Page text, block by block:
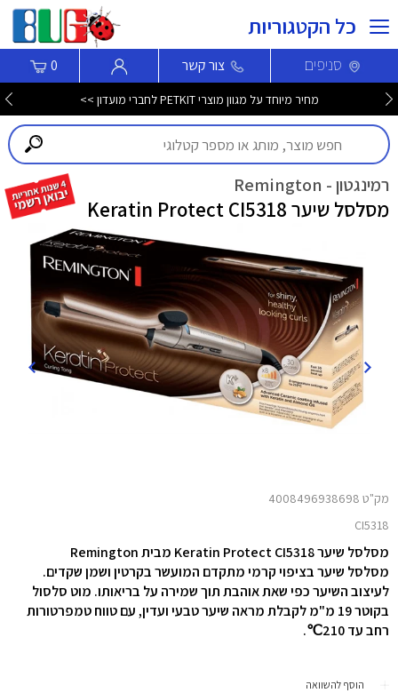
כל הקטגוריות
סניפים צור קשר 0
מחיר מיוחד על מגוון מוצרי PETKIT לחברי מועדון >>
רמינגטון - Remington
מסלסל שיער Keratin Protect CI5318
מק"ט 4008496938698
CI5318
מסלסל שיער Keratin Protect CI5318 מבית Remington
מסלסל שיער בציפוי קרמי מתקדם המועשר בקרטין ושמן שקדים.
לעיצוב השיער כפי שאת אוהבת תוך שמירה על בריאותו. מוט סלסול
בקוטר 19 מ"מ לקבלת מראה שיער טבעי ועדין, עם טווח טמפרטורות
רחב עד 210℃.
הוסף להשוואה